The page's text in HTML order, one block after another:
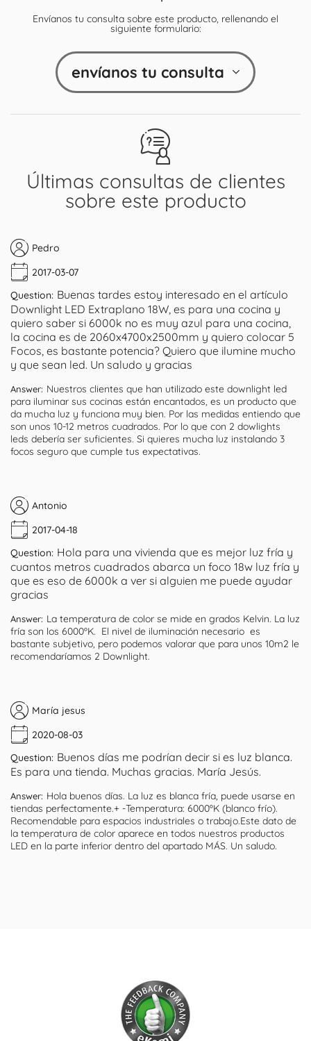
Últimas consultas de clientes
sobre este producto
Pedro
2017-03-07
Question: Buenas tardes estoy interesado en el artículo
Downlight LED Extraplano 18W, es para una cocina y
quiero saber si 6000k no es muy azul para una cocina,
la cocina es de 2060x4700x2500mm y quiero colocar 5
Focos, es bastante potencia? Quiero que ilumine mucho
y que sean led. Un saludo y gracias
Answer: Nuestros clientes que han utilizado este downlight led
para iluminar sus cocinas están encantados, es un producto que
da mucha luz y funciona muy bien. Por las medidas entiendo que
son unos 10-12 metros cuadrados. Por lo que con 2 dowlights
leds debería ser suficientes. Si quieres mucha luz instalando 3
focos seguro que cumple tus expectativas.
Antonio
2017-04-18
Question: Hola para una vivienda que es mejor luz fría y
cuantos metros cuadrados abarca un foco 18w luz fría y
que es eso de 6000k a ver si alguien me puede ayudar
gracias
Answer: La temperatura de color se mide en grados Kelvin. La luz
fría son los 6000ºK. El nivel de iluminación necesario es
bastante subjetivo, pero podemos valorar que para unos 10m2 le
recomendaríamos 2 Downlight.
María jesus
2020-08-03
Question: Buenos días me podrían decir si es luz blanca.
Es para una tienda. Muchas gracias. María Jesús.
Answer: Hola buenos días. La luz es blanca fría, puede usarse en
tiendas perfectamente.+ -Temperatura: 6000ºK (blanco frío).
Recomendable para espacios industriales o trabajo.Este dato de
la temperatura de color aparece en todos nuestros productos
LED en la parte inferior dentro del apartado MÁS. Un saludo.
Envíanos tu consulta sobre este producto, rellenando el
siguiente formulario:
envíanos tu consulta